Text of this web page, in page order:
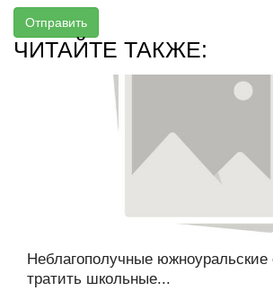
Отправить
ЧИТАЙТЕ ТАКЖЕ:
Неблагополучные
тратить школьные...